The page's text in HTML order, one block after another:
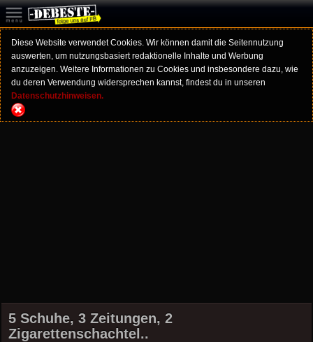
Diese Website verwendet Cookies. Wir können damit die Seitennutzung
auswerten, um nutzungsbasiert redaktionelle Inhalte und Werbung
anzuzeigen. Weitere Informationen zu Cookies und insbesondere dazu, wie
du deren Verwendung widersprechen kannst, findest du in unseren
Datenschutzhinweisen.
5 Schuhe, 3 Zeitungen, 2
Zigarettenschachtel..